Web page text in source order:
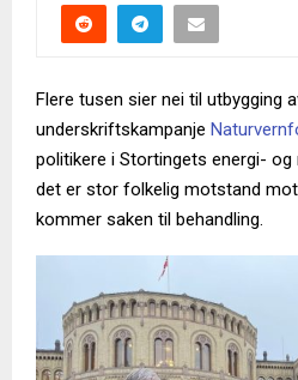
Flere tusen sier nei til utbygging
underskriftskampanje
politikere i Stortingets energi-
det er stor folkelig motstand
kommer saken til behandling.